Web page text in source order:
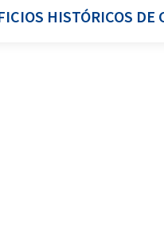
HISTÓRICOS DE